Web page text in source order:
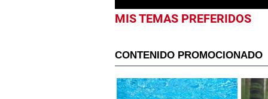
MIS TEMAS PREFERIDOS